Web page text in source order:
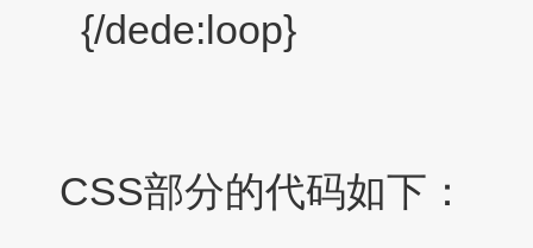
{/dede:loop}
CSS部分的代码如下：